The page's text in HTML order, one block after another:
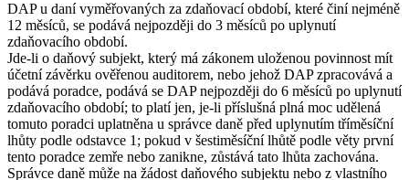
DAP u daní vyměřovaných za zdaňovací období, které činí nejméně
12 měsíců, se podává nejpozději do 3 měsíců po uplynutí
zdaňovacího období.
Jde-li o daňový subjekt, který má zákonem uloženou povinnost mít
účetní závěrku ověřenou auditorem, nebo jehož DAP zpracovává a
podává poradce, podává se DAP nejpozději do 6 měsíců po uplynutí
zdaňovacího období; to platí jen, je-li příslušná plná moc udělená
tomuto poradci uplatněna u správce daně před uplynutím tříměsíční
lhůty podle odstavce 1; pokud v šestiměsíční lhůtě podle věty první
tento poradce zemře nebo zanikne, zůstává tato lhůta zachována.
Správce daně může na žádost daňového subjektu nebo z vlastního